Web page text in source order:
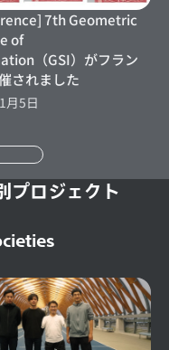
7th Geometric
of
（GSI）がフラン
されました
月5日
プロジェクト